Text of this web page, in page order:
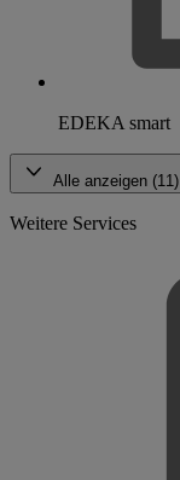
EDEKA smart
Alle anzeigen (11)
Weitere Services